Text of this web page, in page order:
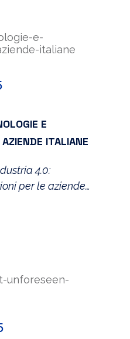
IoT sta
significative
legate alla
E
ITALIANE
4.0:
per le aziende
la LIUC e
Projects presso
tecnologie che
of